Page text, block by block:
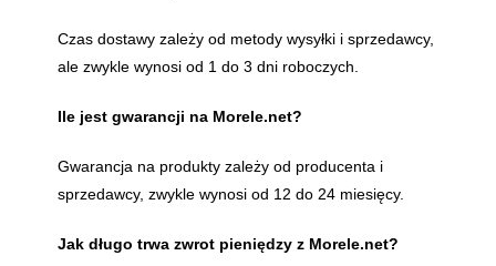
Czas dostawy zależy od metody wysyłki i sprzedawcy,
ale zwykle wynosi od 1 do 3 dni roboczych.
Ile jest gwarancji na Morele.net?
Gwarancja na produkty zależy od producenta i
sprzedawcy, zwykle wynosi od 12 do 24 miesięcy.
Jak długo trwa zwrot pieniędzy z Morele.net?